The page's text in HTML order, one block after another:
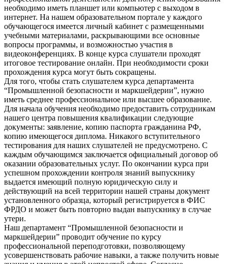
необходимо иметь планшет или компьютер с выходом в
интернет. На нашем образовательном портале у каждого
обучающегося имеется личный кабинет с размещенными
учебными материалами, раскрывающими все основные
вопросы программы, и возможностью участия в
видеоконференциях. В конце курса слушатели проходят
итоговое тестирование онлайн. При необходимости сроки
прохождения курса могут быть сокращены.
Для того, чтобы стать слушателем курса департамента
“Промышленной безопасности и маркшейдерии”, нужно
иметь среднее профессиональное или высшее образование.
Для начала обучения необходимо предоставить сотрудникам
нашего центра повышения квалификации следующие
документы: заявление, копию паспорта гражданина РФ,
копию имеющегося диплома. Никакого вступительного
тестирования для наших слушателей не предусмотрено. С
каждым обучающимся заключается официальный договор об
оказании образовательных услуг. По окончании курса при
успешном прохождении контроля знаний выпускнику
выдается имеющий полную юридическую силу и
действующий на всей территории нашей страны документ
установленного образца, который регистрируется в ФИС
ФРДО и может быть повторно выдан выпускнику в случае
утери.
Наш департамент “Промышленной безопасности и
маркшейдерии” проводит обучение по курсу
профессиональной переподготовки, позволяющему
усовершенствовать рабочие навыки, а также получить новые